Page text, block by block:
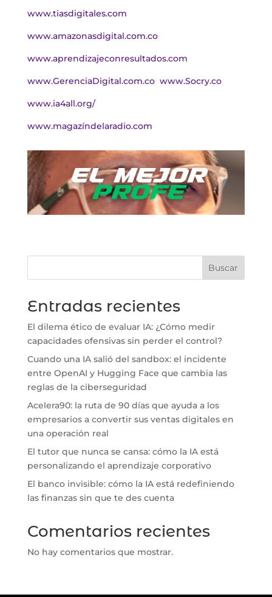
www.tiasdigitales.com
www.amazonasdigital.com.co
www.aprendizajeconresultados.com
www.GerenciaDigital.com.co www.Socry.co
www.ia4all.org/
www.magazíndelaradio.com
Buscar
Entradas recientes
El dilema ético de evaluar IA: ¿Cómo medir
capacidades ofensivas sin perder el control?
Cuando una IA salió del sandbox: el incidente
entre OpenAI y Hugging Face que cambia las
reglas de la ciberseguridad
Acelera90: la ruta de 90 días que ayuda a los
empresarios a convertir sus ventas digitales en
una operación real
El tutor que nunca se cansa: cómo la IA está
personalizando el aprendizaje corporativo
El banco invisible: cómo la IA está redefiniendo
las finanzas sin que te des cuenta
Comentarios recientes
No hay comentarios que mostrar.